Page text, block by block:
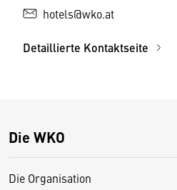
hotels@wko.at
Detaillierte Kontaktseite
Die WKO
Die Organisation